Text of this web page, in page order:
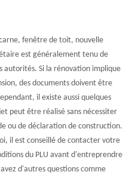
fenêtre de toit, nouvelle
est généralement tenu de
autorités. Si la rénovation implique
des documents doivent être
il existe aussi quelques
peut être réalisé sans nécessiter
ou de déclaration de construction.
il est conseillé de contacter votre
du PLU avant d'entreprendre
d'autres questions comme